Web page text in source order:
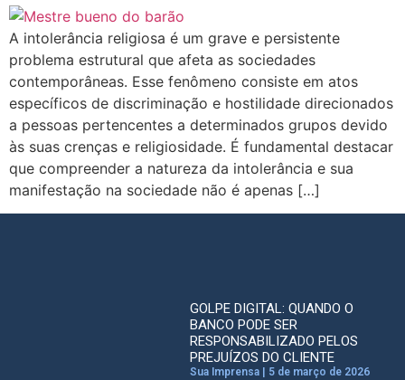
A intolerância religiosa é um grave e persistente
problema estrutural que afeta as sociedades
contemporâneas. Esse fenômeno consiste em atos
específicos de discriminação e hostilidade direcionados
a pessoas pertencentes a determinados grupos devido
às suas crenças e religiosidade. É fundamental destacar
que compreender a natureza da intolerância e sua
manifestação na sociedade não é apenas […]
GOLPE DIGITAL: QUANDO O
BANCO PODE SER
RESPONSABILIZADO PELOS
PREJUÍZOS DO CLIENTE
Sua Imprensa 5 de março de 2026